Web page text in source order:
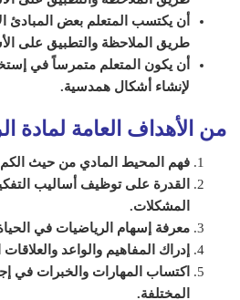
أن يكتسب المتعلم بعض المبادئ
طريق الملاحظة والتطبيق على
أن يكون المتعلم متمرساً في
لإنشاء أشكال همدسية.
من الأهداف العامة لمادة
فهم المحيط المادي من حيث
القدرة على توظيف أساليب
المشكلات.
معرفة إسهام الرياضيات في
إدراك المفاهيم والواعد والعلاقات
اكتساب المهارات والخبرات في
المختلفة.